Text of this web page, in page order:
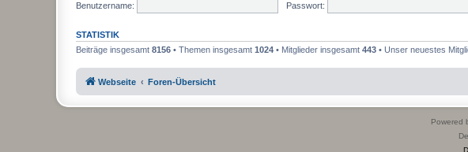
Benutzername:
Passwort:
STATISTIK
Beiträge insgesamt 8156 • Themen insgesamt 1024 • Mitglieder insgesamt 443 • Unser neuestes
Webseite Foren-Übersicht
Powered